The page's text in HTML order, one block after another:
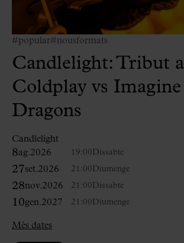
#popular#nousformats
Candlelight: Tribut a
Coldplay vs Imagine
Dragons
Candlelight
8ag.2026 19:00Dissabte
27set.2026 21:00Diumenge
28nov.2026 21:00Dissabte
10gen.2027 21:00Diumenge
Més dates